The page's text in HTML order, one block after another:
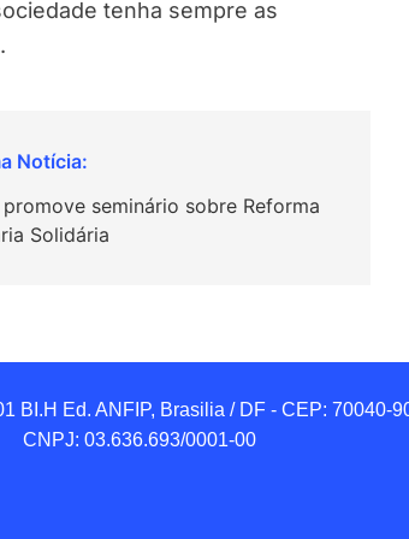
tenha sempre as
seminário sobre Reforma
Solidária
BI.H Ed. ANFIP, Brasilia / DF - CEP: 70040-
CNPJ: 03.636.693/0001-00